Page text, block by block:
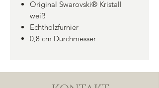
Original Swarovski® Kristall
weiß
Echtholzfurnier
0,8 cm Durchmesser